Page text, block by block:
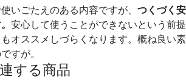
いごたえのある内容ですが、 つくづく安
安心して使うことができないという前提
オススメしづらくなります。概ね良い素
すが。
する商品